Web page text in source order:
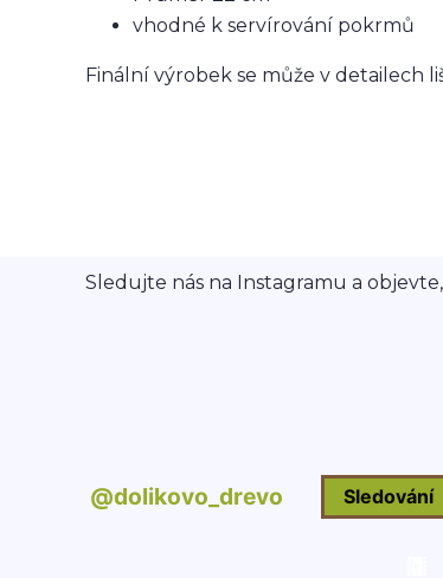
vhodné k servírování pokrmů
Finální výrobek se může v detailech
Sledujte nás na Instagramu a